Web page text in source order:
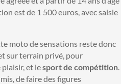
est de 1 500 euros, avec saisie
moto de sensations reste donc
sur terrain privé, pour
plaisir, et lesport de compétition.
de faire des figures